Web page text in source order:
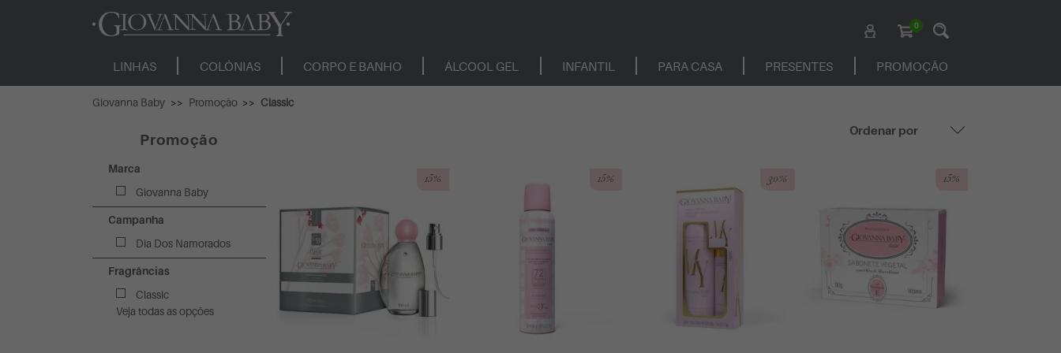
0
LINHAS COLÔNIAS CORPO E BANHO ÁLCOOL GEL INFANTIL PARA CASA PRESENTES PROMOÇÃO
Giovanna Baby Promoção Classic
Promoção
Marca
Giovanna Baby
Campanha
Dia Dos Namorados
Fragrâncias
Classic
Veja todas as opções
15% 15% 30% 15%